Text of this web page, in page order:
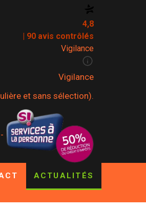
4,8
| 90 avis contrôlés
Vigilance
Vigilance
et sans sélection).
-
ACTUALITÉS